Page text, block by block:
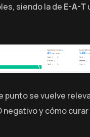
siendo la de E-A-T
punto se vuelve
negativo y cómo